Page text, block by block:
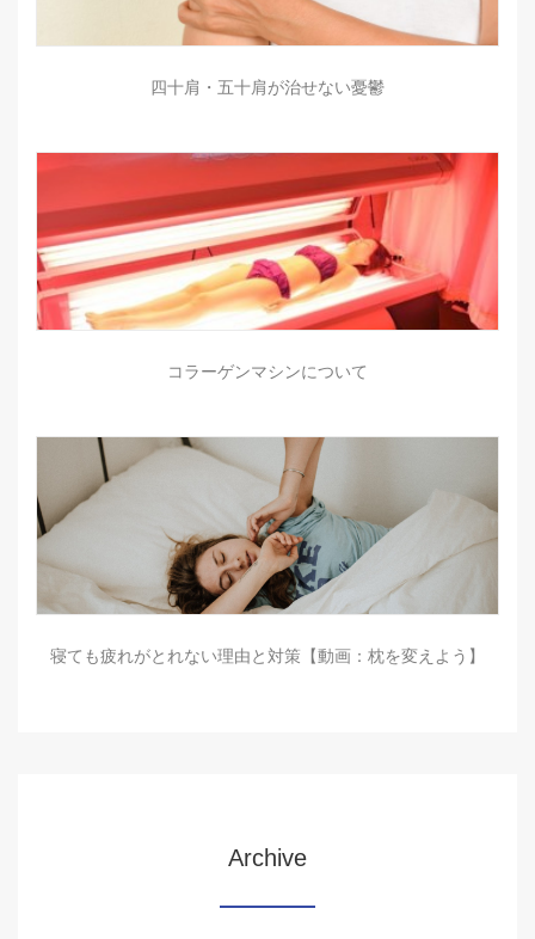
四十肩・五十肩が治せない憂鬱
コラーゲンマシンについて
寝ても疲れがとれない理由と対策【動画：枕を変えよう】
Archive